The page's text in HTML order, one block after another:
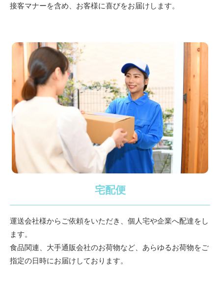
接客マナーを含め、お客様に喜びをお届けします。
宅配便
運送会社様からご依頼をいただき、個人宅や企業へ配達をし
ます。
食品関連、大手通販会社のお荷物など、あらゆるお荷物をご
指定の日時にお届けしております。